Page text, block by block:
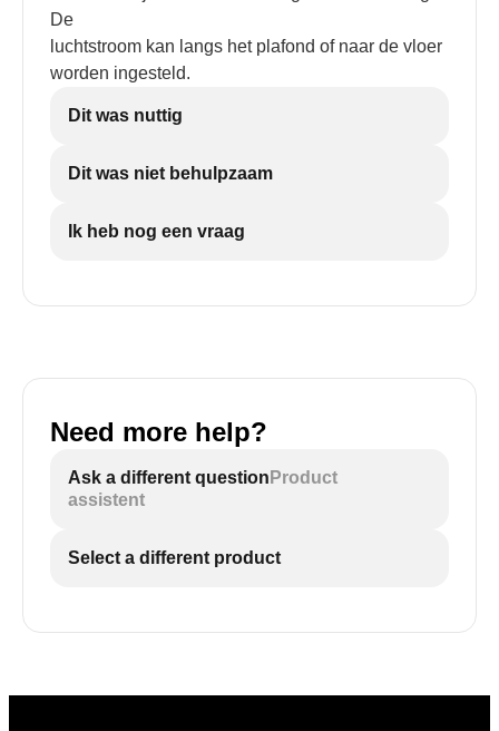
De
luchtstroom kan langs het plafond of naar de vloer
worden ingesteld.
Dit was nuttig
Dit was niet behulpzaam
Ik heb nog een vraag
Need more help?
Ask a different question Product
assistent
Select a different product